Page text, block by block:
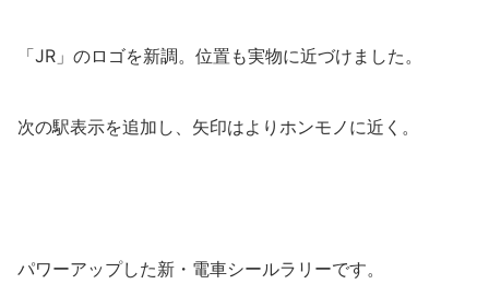
「JR」のロゴを新調。位置も実物に近づけました。
次の駅表示を追加し、矢印はよりホンモノに近く。
パワーアップした新・電車シールラリーです。